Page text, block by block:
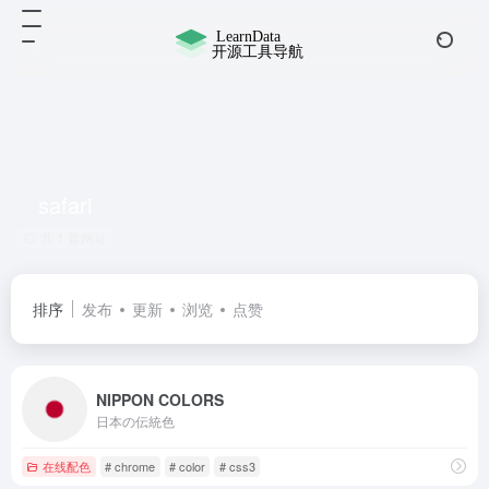
排序 发布 更新 浏览 点赞
NIPPON COLORS
日本の伝統色
在线配色 # chrome # color # css3